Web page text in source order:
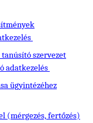
szervezet
adatkezelés
ügyintézéhez
(mérgezés, fertőzés)